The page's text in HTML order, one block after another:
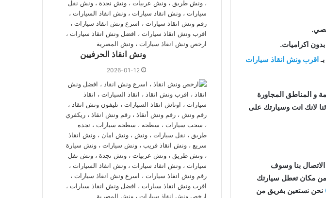
اقرب ونش انقاذ سيارات
و المناطق المجاورة
لانك انت وسيارتك على
بنا وسوف
مكان تعطل سيارتك
نحن نستعين بفريق من
ونش انقاذ الحرفيين
2026-01-12